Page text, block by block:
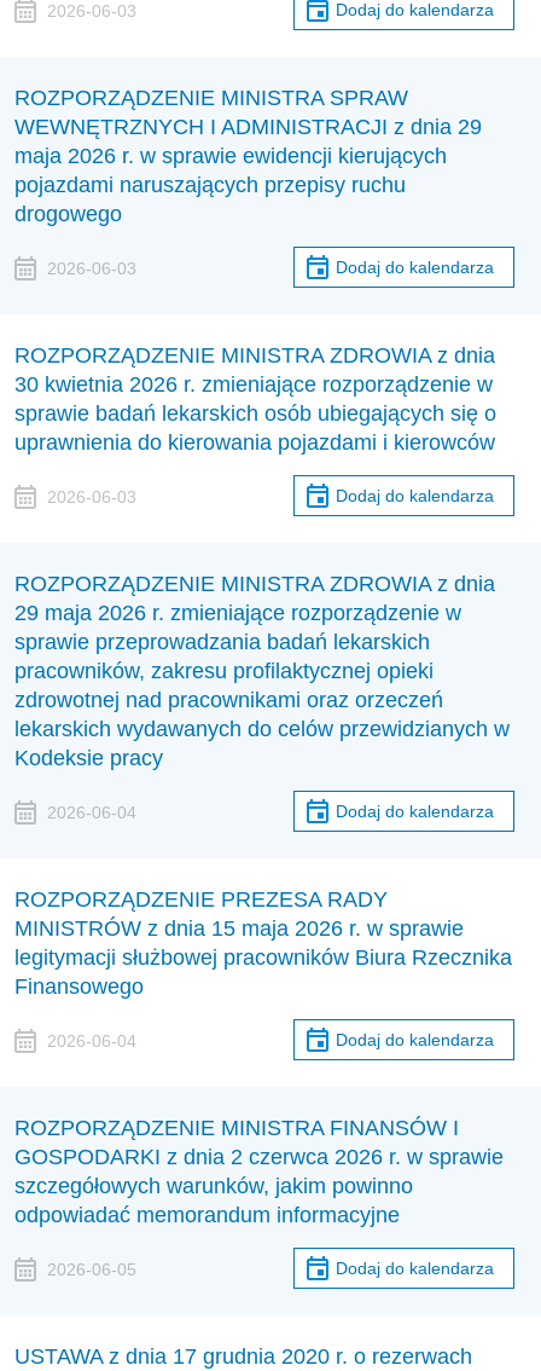
2026-06-03 Dodaj do kalendarza
ROZPORZĄDZENIE MINISTRA SPRAW
WEWNĘTRZNYCH I ADMINISTRACJI z dnia 29
maja 2026 r. w sprawie ewidencji kierujących
pojazdami naruszających przepisy ruchu
drogowego
2026-06-03 Dodaj do kalendarza
ROZPORZĄDZENIE MINISTRA ZDROWIA z dnia
30 kwietnia 2026 r. zmieniające rozporządzenie w
sprawie badań lekarskich osób ubiegających się o
uprawnienia do kierowania pojazdami i kierowców
2026-06-03 Dodaj do kalendarza
ROZPORZĄDZENIE MINISTRA ZDROWIA z dnia
29 maja 2026 r. zmieniające rozporządzenie w
sprawie przeprowadzania badań lekarskich
pracowników, zakresu profilaktycznej opieki
zdrowotnej nad pracownikami oraz orzeczeń
lekarskich wydawanych do celów przewidzianych w
Kodeksie pracy
2026-06-04 Dodaj do kalendarza
ROZPORZĄDZENIE PREZESA RADY
MINISTRÓW z dnia 15 maja 2026 r. w sprawie
legitymacji służbowej pracowników Biura Rzecznika
Finansowego
2026-06-04 Dodaj do kalendarza
ROZPORZĄDZENIE MINISTRA FINANSÓW I
GOSPODARKI z dnia 2 czerwca 2026 r. w sprawie
szczegółowych warunków, jakim powinno
odpowiadać memorandum informacyjne
2026-06-05 Dodaj do kalendarza
USTAWA z dnia 17 grudnia 2020 r. o rezerwach